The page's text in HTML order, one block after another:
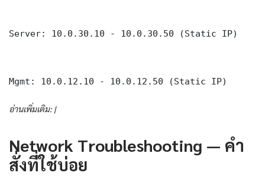
Server: 10.0.30.10 - 10.0.30.50 (Static IP)
Mgmt: 10.0.12.10 - 10.0.12.50 (Static IP)
อ่านเพิ่มเติม: |
Network Troubleshooting — คำ
สั่งที่ใช้บ่อย